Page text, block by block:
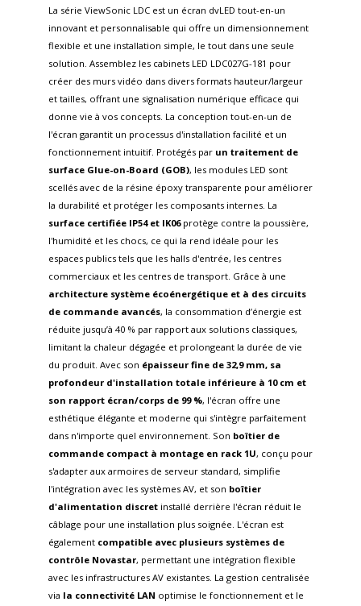
La série ViewSonic LDC est un écran dvLED tout-en-un
innovant et personnalisable qui offre un dimensionnement
flexible et une installation simple, le tout dans une seule
solution. Assemblez les cabinets LED LDC027G-181 pour
créer des murs vidéo dans divers formats hauteur/largeur
et tailles, offrant une signalisation numérique efficace qui
donne vie à vos concepts. La conception tout-en-un de
l'écran garantit un processus d'installation facilité et un
fonctionnement intuitif. Protégés par un traitement de
surface Glue-on-Board (GOB), les modules LED sont
scellés avec de la résine époxy transparente pour améliorer
la durabilité et protéger les composants internes. La
surface certifiée IP54 et IK06protège contre la poussière,
l'humidité et les chocs, ce qui la rend idéale pour les
espaces publics tels que les halls d'entrée, les centres
commerciaux et les centres de transport. Grâce à une
architecture système écoénergétique et à des circuits
de commande avancés, la consommation d’énergie est
réduite jusqu’à 40 % par rapport aux solutions classiques,
limitant la chaleur dégagée et prolongeant la durée de vie
du produit. Avec son épaisseur fine de 32,9 mm, sa
profondeur d'installation totale inférieure à 10 cm et
son rapport écran/corps de 99 %, l'écran offre une
esthétique élégante et moderne qui s'intègre parfaitement
dans n'importe quel environnement. Son boîtier de
commande compact à montage en rack 1U, conçu pour
s'adapter aux armoires de serveur standard, simplifie
l'intégration avec les systèmes AV, et son boîtier
d'alimentation discret installé derrière l'écran réduit le
câblage pour une installation plus soignée. L'écran est
également compatible avec plusieurs systèmes de
contrôle Novastar, permettant une intégration flexible
avec les infrastructures AV existantes. La gestion centralisée
via la connectivité LAN optimise le fonctionnement et le